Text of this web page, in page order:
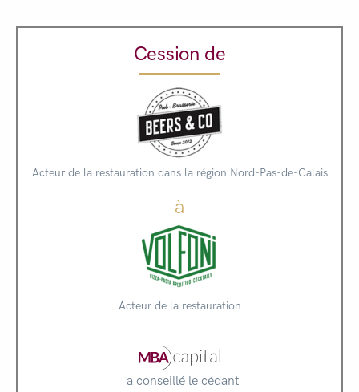
Cession de
Acteur de la restauration dans la région Nord-Pas-de-Calais
à
Acteur de la restauration
a conseillé le cédant